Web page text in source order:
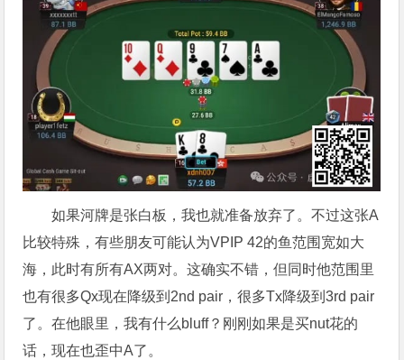
如果河牌是张白板，我也就准备放弃了。不过这张A
比较特殊，有些朋友可能认为VPIP 42的鱼范围宽如大
海，此时有所有AX两对。这确实不错，但同时他范围里
也有很多Qx现在降级到2nd pair，很多Tx降级到3rd pair
了。在他眼里，我有什么bluff？刚刚如果是买nut花的
话，现在也歪中A了。